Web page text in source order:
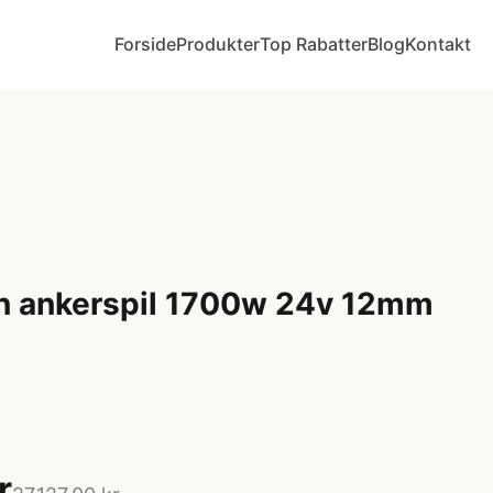
ForsideProdukterTop RabatterBlogKontakt
ankerspil 1700w 24v 12mm